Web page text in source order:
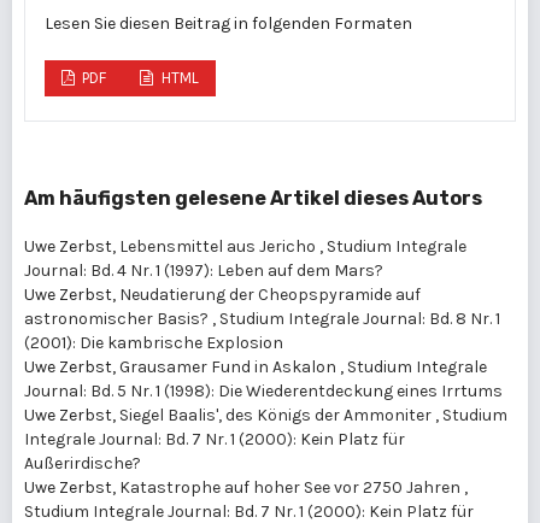
Lesen Sie diesen Beitrag in folgenden Formaten
PDF HTML
Am häufigsten gelesene Artikel dieses Autors
Uwe Zerbst, Lebensmittel aus Jericho , Studium Integrale
Journal: Bd. 4 Nr. 1 (1997): Leben auf dem Mars?
Uwe Zerbst, Neudatierung der Cheopspyramide auf
astronomischer Basis? , Studium Integrale Journal: Bd. 8 Nr. 1
(2001): Die kambrische Explosion
Uwe Zerbst,Grausamer Fund in Askalon , Studium Integrale
Journal: Bd. 5 Nr. 1 (1998): Die Wiederentdeckung eines Irrtums
Uwe Zerbst, Siegel Baalis', des Königs der Ammoniter , Studium
Integrale Journal: Bd. 7 Nr. 1 (2000): Kein Platz für
Außerirdische?
Uwe Zerbst, Katastrophe auf hoher See vor 2750 Jahren ,
Studium Integrale Journal: Bd. 7 Nr. 1 (2000): Kein Platz für